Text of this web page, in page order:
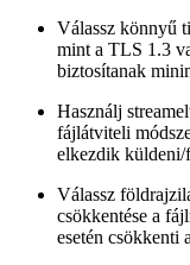
Válassz könnyű
mint a TLS 1.3
biztosítanak
Használj
fájlátviteli
elkezdik küldeni/
Válassz
csökkentése a
esetén csökkenti